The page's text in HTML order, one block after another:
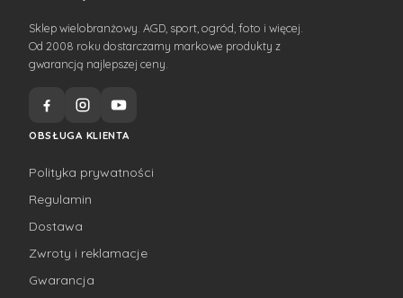
Sklep wielobranżowy. AGD, sport, ogród, foto i więcej.
Od 2008 roku dostarczamy markowe produkty z
gwarancją najlepszej ceny.
OBSŁUGA KLIENTA
Polityka prywatności
Regulamin
Dostawa
Zwroty i reklamacje
Gwarancja